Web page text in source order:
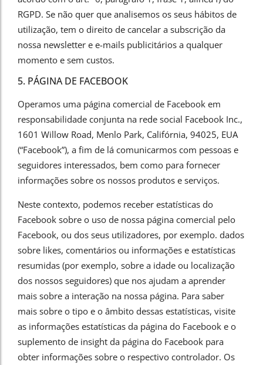
RGPD. Se não quer que analisemos os seus hábitos de
utilização, tem o direito de cancelar a subscrição da
nossa newsletter e e-mails publicitários a qualquer
momento e sem custos.
5. PÁGINA DE FACEBOOK
Operamos uma página comercial de Facebook em
responsabilidade conjunta na rede social Facebook Inc.,
1601 Willow Road, Menlo Park, Califórnia, 94025, EUA
(“Facebook”), a fim de lá comunicarmos com pessoas e
seguidores interessados, bem como para fornecer
informações sobre os nossos produtos e serviços.
Neste contexto, podemos receber estatísticas do
Facebook sobre o uso de nossa página comercial pelo
Facebook, ou dos seus utilizadores, por exemplo. dados
sobre likes, comentários ou informações e estatísticas
resumidas (por exemplo, sobre a idade ou localização
dos nossos seguidores) que nos ajudam a aprender
mais sobre a interação na nossa página. Para saber
mais sobre o tipo e o âmbito dessas estatísticas, visite
as informações estatísticas da página do Facebook e o
suplemento de insight da página do Facebook para
obter informações sobre o respectivo controlador. Os